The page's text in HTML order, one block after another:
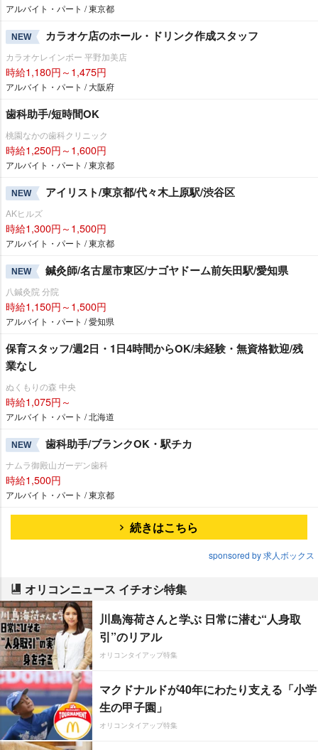
アルバイト・パート / 東京都
NEW カラオケ店のホール・ドリンク作成スタッフ
カラオケレインボー 平野加美店
時給1,180円～1,475円
アルバイト・パート / 大阪府
歯科助手/短時間OK
桃園なかの歯科クリニック
時給1,250円～1,600円
アルバイト・パート / 東京都
NEW アイリスト/東京都/代々木上原駅/渋谷区
AKヒルズ
時給1,300円～1,500円
アルバイト・パート / 東京都
NEW 鍼灸師/名古屋市東区/ナゴヤドーム前矢田駅/愛知県
八鍼灸院 分院
時給1,150円～1,500円
アルバイト・パート / 愛知県
保育スタッフ/週2日・1日4時間からOK/未経験・無資格歓迎/残
業なし
ぬくもりの森 中央
時給1,075円～
アルバイト・パート / 北海道
NEW 歯科助手/ブランクOK・駅チカ
ナムラ御殿山ガーデン歯科
時給1,500円
アルバイト・パート / 東京都
続きはこちら
sponsored by 求人ボックス
オリコンニュース イチオシ特集
川島海荷さんと学ぶ 日常に潜む“人身取
引”のリアル
オリコンタイアップ特集
マクドナルドが40年にわたり支える「小学
生の甲子園」
オリコンタイアップ特集